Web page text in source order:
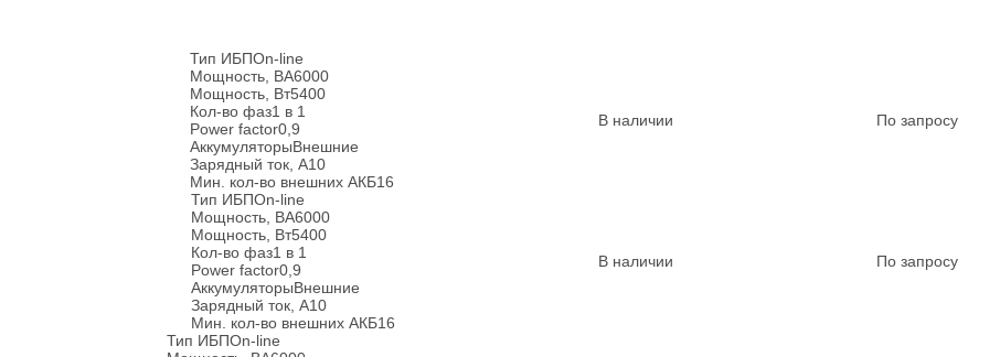
Тип ИБПOn-line
Мощность, ВА6000
Мощность, Вт5400
Кол-во фаз1 в 1
Power factor0,9
АккумуляторыВнешние
Зарядный ток, А10
Мин. кол-во внешних АКБ16
В наличии По запросу
Тип ИБПOn-line
Мощность, ВА6000
Мощность, Вт5400
Кол-во фаз1 в 1
Power factor0,9
АккумуляторыВнешние
Зарядный ток, А10
Мин. кол-во внешних АКБ16
В наличии По запросу
Тип ИБПOn-line